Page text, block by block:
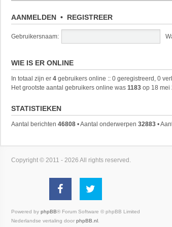
AANMELDEN • REGISTREER
Gebruikersnaam:
WIE IS ER ONLINE
In totaal zijn er 4 gebruikers online :: 0 geregistreerd, 0
Het grootste aantal gebruikers online was 1183 op 18 mei
STATISTIEKEN
Aantal berichten 46808 • Aantal onderwerpen 32883 •
Copyright © 2011 - 2026 All rights reserved.
Powered by phpBB® Forum Software © phpBB Limited
Nederlandse vertaling door phpBB.nl